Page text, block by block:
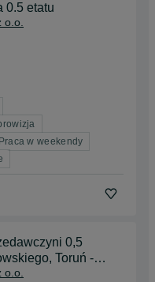
0.5 etatu
o.o.
w weekendy
0,5
Toruń -
o.o.